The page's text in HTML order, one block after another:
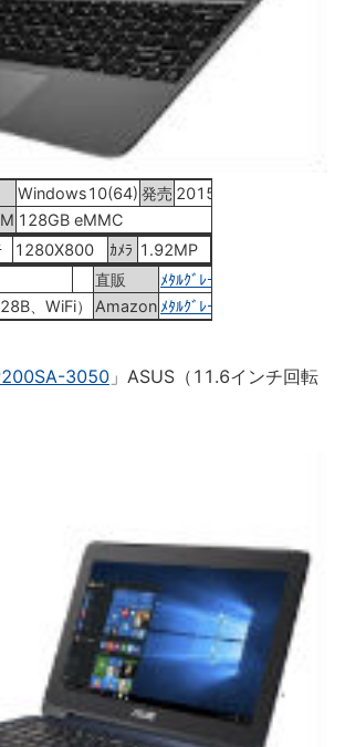
Windows10(64) 発売 2015年10月23日
128GB eMMC
1280X800 ｶﾒﾗ 1.92MP
直販
ﾒﾀﾙｸﾞﾚｰ
、WiFi） Amazon ﾒﾀﾙｸﾞﾚｰ
3050 」ASUS（11.6インチ回転